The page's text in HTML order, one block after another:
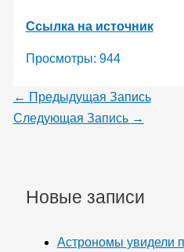
Ссылка на источник
Просмотры: 944
← Предыдущая Запись
Следующая Запись →
Новые записи
Астрономы увидели